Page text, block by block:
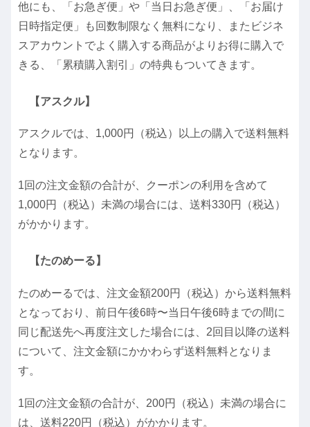
他にも、「お急ぎ便」や「当日お急ぎ便」、「お届け
日時指定便」も回数制限なく無料になり、またビジネ
スアカウントでよく購入する商品がよりお得に購入で
きる、「累積購入割引」の特典もついてきます。
【アスクル】
アスクルでは、1,000円（税込）以上の購入で送料無料
となります。
1回の注文金額の合計が、クーポンの利用を含めて
1,000円（税込）未満の場合には、送料330円（税込）
がかかります。
【たのめーる】
たのめーるでは、注文金額200円（税込）から送料無料
となっており、前日午後6時〜当日午後6時までの間に
同じ配送先へ再度注文した場合には、2回目以降の送料
について、注文金額にかかわらず送料無料となりま
す。
1回の注文金額の合計が、200円（税込）未満の場合に
は、送料220円（税込）がかかります。